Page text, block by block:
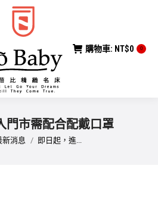
購物車: NT$0 0
門市需配合配戴口罩
：
新消息 即日起，進...